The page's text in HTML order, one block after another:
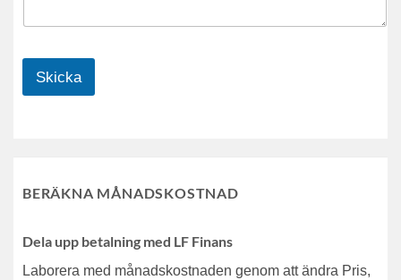
Skicka
BERÄKNA MÅNADSKOSTNAD
Dela upp betalning med LF Finans
Laborera med månadskostnaden genom att ändra Pris,